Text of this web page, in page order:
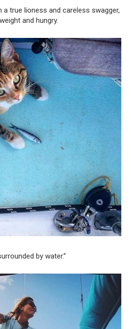
a true lioness and careless swagger,
and hungry.
by water.”